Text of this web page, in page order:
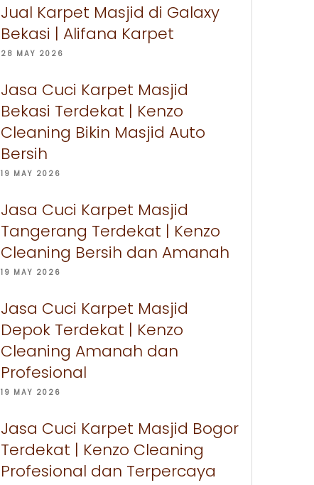
Jual Karpet Masjid di Galaxy
Bekasi | Alifana Karpet
28 MAY 2026
Jasa Cuci Karpet Masjid
Bekasi Terdekat | Kenzo
Cleaning Bikin Masjid Auto
Bersih
19 MAY 2026
Jasa Cuci Karpet Masjid
Tangerang Terdekat | Kenzo
Cleaning Bersih dan Amanah
19 MAY 2026
Jasa Cuci Karpet Masjid
Depok Terdekat | Kenzo
Cleaning Amanah dan
Profesional
19 MAY 2026
Jasa Cuci Karpet Masjid Bogor
Terdekat | Kenzo Cleaning
Profesional dan Terpercaya